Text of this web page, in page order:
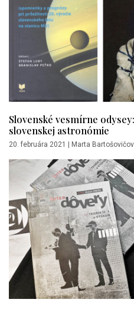
Slovenské vesmírne
slovenskej astronómie
20. februára 2021 Marta